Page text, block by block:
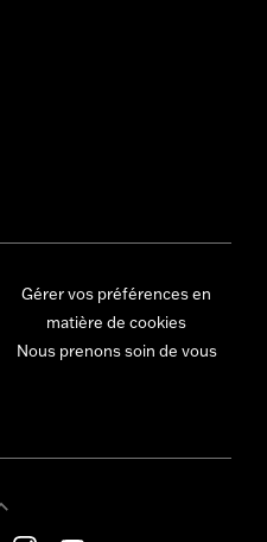
Gérer vos préférences en
matière de cookies
Nous prenons soin de vous